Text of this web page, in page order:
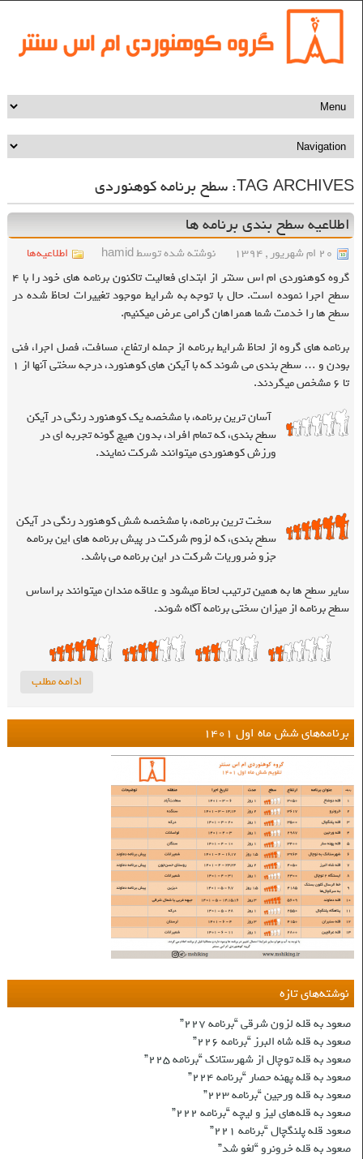
TAG ARCHIVES: سطح برنامه کوهنوردی
اطلاعیه سطح بندی برنامه ها
۲۰ ام شهریور , ۱۳۹۴ نوشته شده توسط hamid
اطلاعیه‌ها
گروه کوهنوردی ام اس سنتر از ابتدای فعالیت تاکنون برنامه های خود را با ۴
سطح اجرا نموده است. حال با توجه به شرایط موجود تغییرات لحاظ شده در
سطح ها را خدمت شما همراهان گرامی عرض میکنیم.
برنامه های گروه از لحاظ شرایط برنامه از جمله ارتفاع، مسافت، فصل اجرا، فنی
بودن و … سطح بندی می شوند که با آیکن های کوهنورد، درجه سختی آنها از ۱
تا ۶ مشخص میگردند.
آسان ترین برنامه، با مشخصه یک کوهنورد رنگی در آیکن
سطح بندی، که تمام افراد، بدون هیچ گونه تجربه ای در
ورزش کوهنوردی میتوانند شرکت نمایند.
سخت ترین برنامه، با مشخصه شش کوهنورد رنگی در آیکن
سطح بندی، که لزوم شرکت در پیش برنامه های این برنامه
جزو ضروریات شرکت در این برنامه می باشد.
سایر سطح ها به همین ترتیب لحاظ میشود و علاقه مندان میتوانند براساس
سطح برنامه از میزان سختی برنامه آگاه شوند.
ادامه مطلب
برنامه‌های شش ماه اول ۱۴۰۱
نوشته‌های تازه
صعود به قله لزون شرقی “برنامه ۲۲۷”
صعود به قله شاه البرز “برنامه ۲۲۶”
صعود به قله توچال از شهرستانک “برنامه ۲۲۵”
صعود به قله پهنه حصار “برنامه ۲۲۴”
صعود به قله ورجین “برنامه ۲۲۳”
صعود به قله‌های لیز و لیچه “برنامه ۲۲۲”
صعود قله پلنگچال “برنامه ۲۲۱”
صعود به قله‌ خرونرو “لغو شد”